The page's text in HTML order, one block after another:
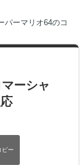
パーマリオ64のコ
ーシャ